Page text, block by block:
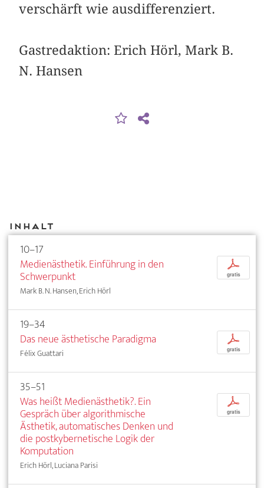
verschärft wie ausdifferenziert.
Gastredaktion: Erich Hörl, Mark B.
N. Hansen
Inhalt
10–17
Medienästhetik. Einführung in den
Schwerpunkt
Mark B. N. Hansen, Erich Hörl
p
gratis
19–34
Das neue ästhetische Paradigma
Félix Guattari
p
gratis
35–51
Was heißt Medienästhetik?. Ein
Gespräch über algorithmische
Ästhetik, automatisches Denken und
die postkybernetische Logik der
Komputation
Erich Hörl, Luciana Parisi
p
gratis